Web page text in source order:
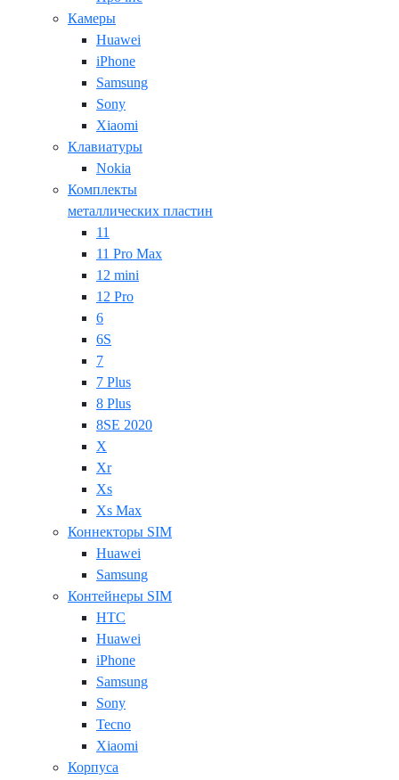
Камеры
Huawei
iPhone
Samsung
Sony
Xiaomi
Клавиатуры
Nokia
Комплекты
металлических пластин
11
11 Pro Max
12 mini
12 Pro
6
6S
7
7 Plus
8 Plus
8SE 2020
X
Xr
Xs
Xs Max
Коннекторы SIM
Huawei
Samsung
Контейнеры SIM
HTC
Huawei
iPhone
Samsung
Sony
Tecno
Xiaomi
Корпуса